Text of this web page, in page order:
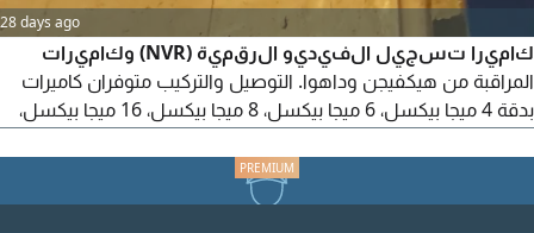
28 days ago
كاميرا تسجيل الفيديو الرقمية (NVR) وكاميرات
المراقبة من هيكفيجن وداهوا. التوصيل والتركيب متوفران كاميرات
بدقة 4 ميجا بيكسل، 6 ميجا بيكسل، 8 ميجا بيكسل، 16 ميجا بيكسل،